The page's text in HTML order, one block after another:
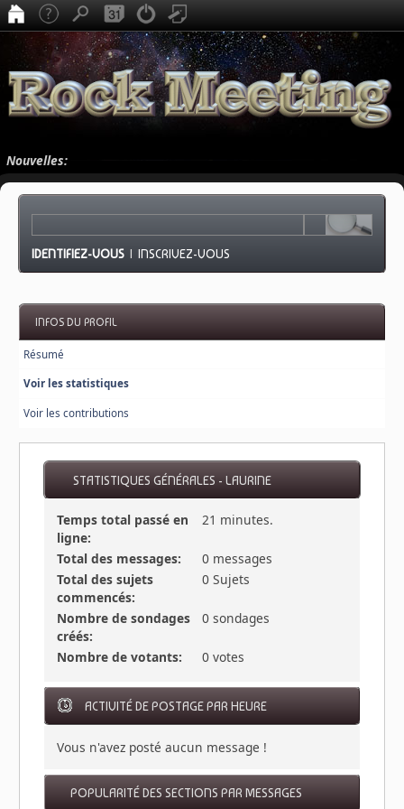
Nouvelles:
IDENTIFIEZ-VOUS |INSCRIVEZ-VOUS
INFOS DU PROFIL
Résumé
Voir les statistiques
Voir les contributions
STATISTIQUES GÉNÉRALES - LAURINE
Temps total passé en
ligne:
21 minutes.
Total des messages:
0 messages
Total des sujets
commencés:
0 Sujets
Nombre de sondages
créés:
0 sondages
Nombre de votants: 0 votes
ACTIVITÉ DE POSTAGE PAR HEURE
Vous n'avez posté aucun message !
POPULARITÉ DES SECTIONS PAR MESSAGES